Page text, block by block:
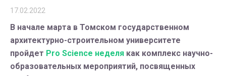
17.02.2022
В начале марта в Томском государственном
архитектурно-строительном университете
пройдет Pro Science неделя как комплекс научно-
образовательных мероприятий, посвященных